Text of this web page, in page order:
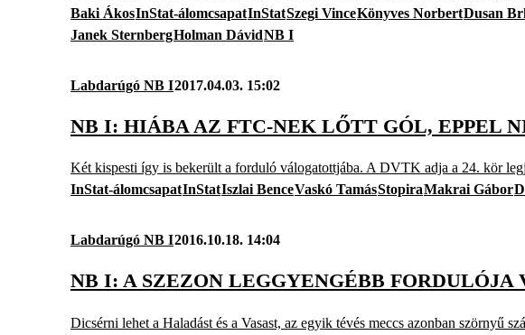
Baki ÁkosInStat-álomcsapatInStatSzegi VinceKönyves NorbertDusan
Janek SternbergHolman DávidNB I
Labdarúgó NB I2017.04.03. 15:02
NB I: HIÁBA AZ FTC-NEK LŐTT GÓL, EPPEL
Két kispesti így is bekerült a forduló válogatottjába. A DVTK adja a 24. kör
InStat-álomcsapatInStatIszlai BenceVaskó TamásStopiraMakrai Gábor
Labdarúgó NB I2016.10.18. 14:04
NB I: A SZEZON LEGGYENGÉBB FORDULÓJA
Dicsérni lehet a Haladást és a Vasast, az egyik tévés meccs azonban szörnyű